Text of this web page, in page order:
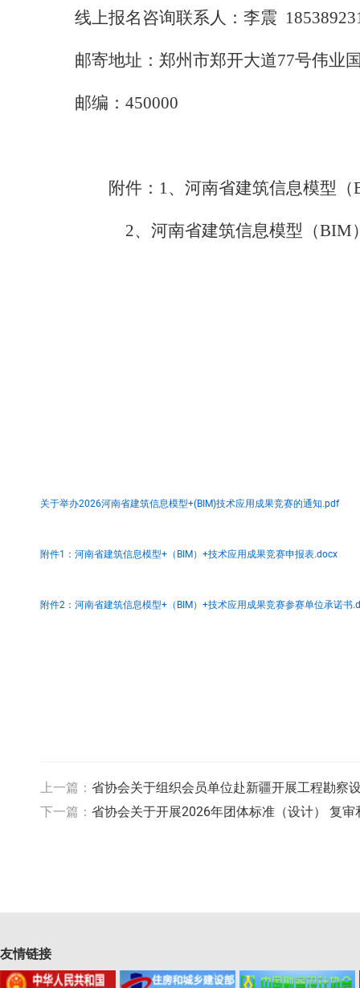
线上报名咨询联系人：李震
邮寄地址：郑州市郑开大道77号伟业
邮编： 450000
附件： 1、 河南省建筑信息模型（
2、 河南省建筑信息模型（BIM
关于举办2026河南省建筑信息模型+(BIM)技术应用成果竞赛的通知.pdf
附件1：河南省建筑信息模型+（BIM）+技术应用成果竞赛申报表.docx
附件2：河南省建筑信息模型+（BIM）+技术应用成果竞赛参赛单位承诺书
上一篇： 省协会关于组织会员单位赴新疆开展工程勘察
下一篇： 省协会关于开展2026年团体标准（设计） 复
友情链接